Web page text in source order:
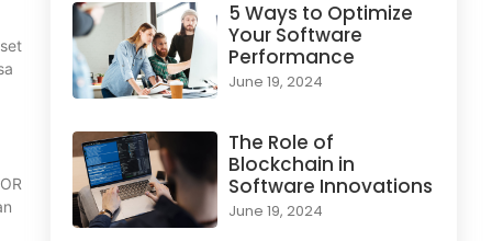
5 Ways to Optimize
Your Software
Performance
June 19, 2024
The Role of
Blockchain in
Software Innovations
June 19, 2024